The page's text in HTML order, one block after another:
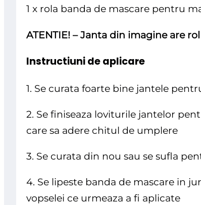
1 x rola banda de mascare pentru
ATENTIE! – Janta din imagine are
Instructiuni de aplicare
1. Se curata foarte bine jantele
2. Se finiseaza loviturile jantelor
care sa adere chitul de umplere
3. Se curata din nou sau se sufla
4. Se lipeste banda de mascare in
vopselei ce urmeaza a fi aplicate